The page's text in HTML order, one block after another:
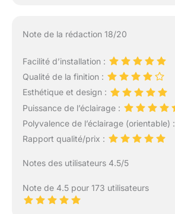
Note de la rédaction 18/20
Facilité d’installation :
Qualité de la finition :
Esthétique et design :
Puissance de l’éclairage :
Polyvalence de l’éclairage (orientable) :
Rapport qualité/prix :
Notes des utilisateurs 4.5/5
Note de 4.5 pour 173 utilisateurs